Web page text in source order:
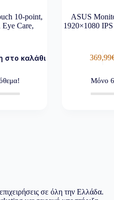
10-point,
Care,
στο καλάθι
ASUS
1920×1080
369,99
Μόνο6
σε όλη την Ελλάδα.